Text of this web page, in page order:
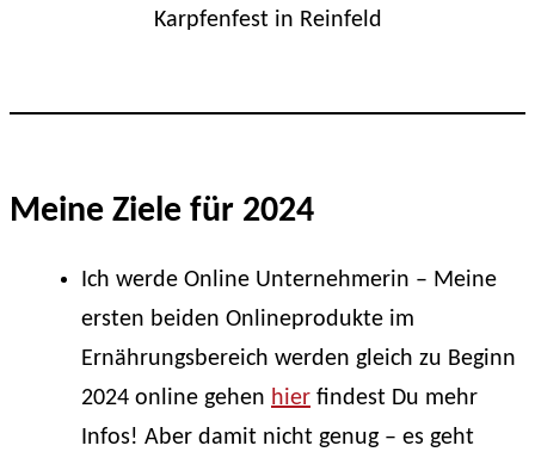
Karpfenfest in Reinfeld
Meine Ziele für 2024
Ich werde Online Unternehmerin – Meine
ersten beiden Onlineprodukte im
Ernährungsbereich werden gleich zu Beginn
2024 online gehen hier findest Du mehr
Infos! Aber damit nicht genug – es geht